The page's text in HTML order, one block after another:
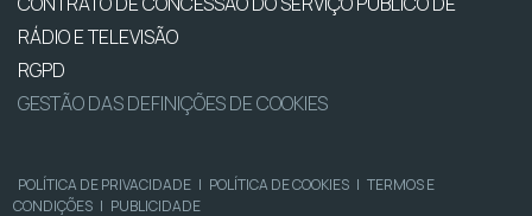
RÁDIO E TELEVISÃO
RGPD
GESTÃO DAS DEFINIÇÕES DE COOKIES
POLÍTICA DE PRIVACIDADE | POLÍTICA DE COOKIES | TERMOS E
CONDIÇÕES | PUBLICIDADE